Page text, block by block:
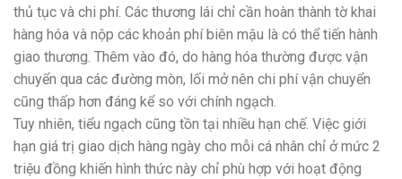
thủ tục và chi phí. Các thương lái chỉ cần hoàn thành tờ khai
hàng hóa và nộp các khoản phí biên mậu là có thể tiến hành
giao thương. Thêm vào đó, do hàng hóa thường được vận
chuyển qua các đường mòn, lối mở nên chi phí vận chuyển
cũng thấp hơn đáng kể so với chính ngạch.
Tuy nhiên, tiểu ngạch cũng tồn tại nhiều hạn chế. Việc giới
hạn giá trị giao dịch hàng ngày cho mỗi cá nhân chỉ ở mức 2
triệu đồng khiến hình thức này chỉ phù hợp với hoạt động